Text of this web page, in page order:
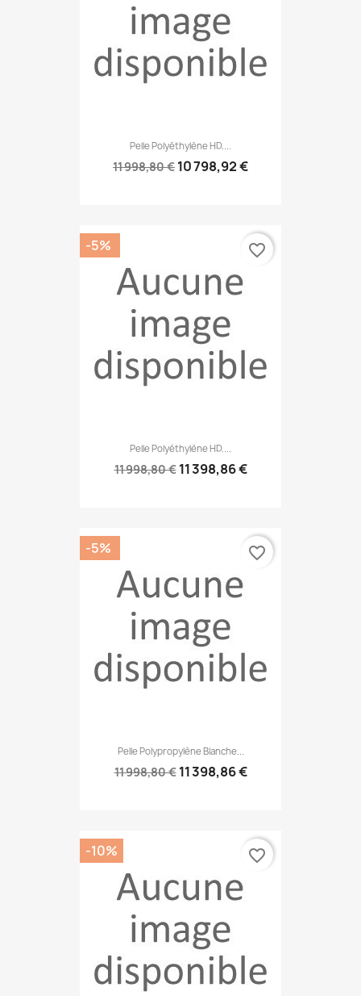
Pelle Polyéthylène HD....
11 998,80 € 10 798,92 €
Pelle Polyéthylène HD....
11 998,80 € 11 398,86 €
-5% favorite_border
Pelle Polypropylène Blanche...
11 998,80 € 11 398,86 €
-5% favorite_border
-10% favorite_border